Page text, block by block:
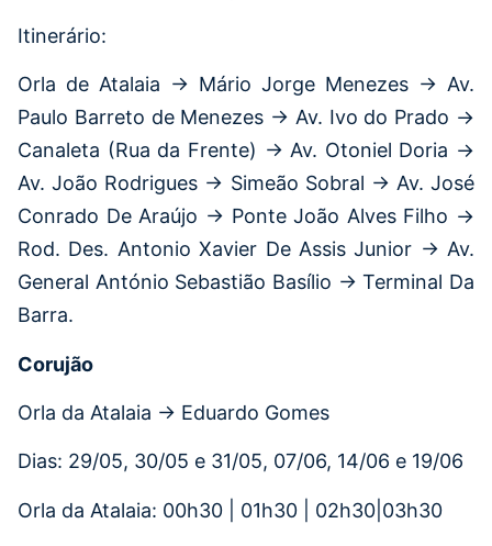
Itinerário:
Orla de Atalaia → Mário Jorge Menezes → Av.
Paulo Barreto de Menezes → Av. Ivo do Prado →
Canaleta (Rua da Frente) → Av. Otoniel Doria →
Av. João Rodrigues → Simeão Sobral → Av. José
Conrado De Araújo → Ponte João Alves Filho →
Rod. Des. Antonio Xavier De Assis Junior → Av.
General António Sebastião Basílio → Terminal Da
Barra.
Corujão
Orla da Atalaia → Eduardo Gomes
Dias: 29/05, 30/05 e 31/05, 07/06, 14/06 e 19/06
Orla da Atalaia: 00h30 | 01h30 | 02h30|03h30